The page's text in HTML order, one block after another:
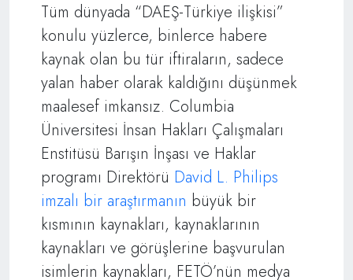
Tüm dünyada “DAEŞ-Türkiye ilişkisi”
konulu yüzlerce, binlerce habere
kaynak olan bu tür iftiraların, sadece
yalan haber olarak kaldığını düşünmek
maalesef imkansız. Columbia
Üniversitesi İnsan Hakları Çalışmaları
Enstitüsü Barışın İnşası ve Haklar
programı Direktörü David L. Philips
imzalı bir araştırmanın büyük bir
kısmının kaynakları, kaynaklarının
kaynakları ve görüşlerine başvurulan
isimlerin kaynakları, FETÖ’nün medya